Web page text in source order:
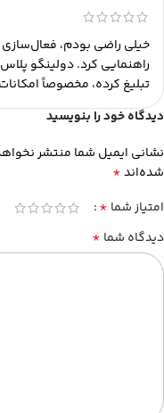
خیلی راضی بودم،
راهنمایی کرد. دولینگو
تبلیغ کرده، مخصوصاً
دیدگاه خود را بنویسید
نشانی ایمیل شما منتشر
شده‌اند*
امتیاز شما *
دیدگاه شما *